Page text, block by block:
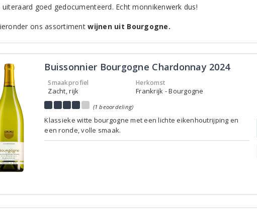
goed gedocumenteerd. Echt monnikenwerk dus!
ons assortimentwijnen uit Bourgogne.
Buissonnier Bourgogne Chardonnay 2024
Smaakprofiel
Zacht, rijk
Herkomst
Frankrijk - Bourgogne
(1 beoordeling)
Klassieke witte bourgogne met een lichte eikenhoutrijping en
een ronde, volle smaak.